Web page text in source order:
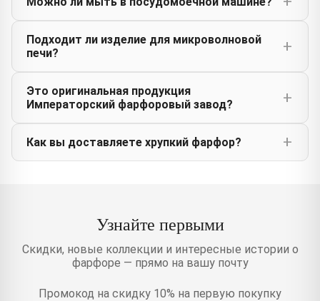
Подходит ли изделие для микроволновой
печи?
Это оригинальная продукция
Императорский фарфоровый завод?
Как вы доставляете хрупкий фарфор?
Узнайте первыми
Скидки, новые коллекции и интересные истории о
фарфоре — прямо на вашу почту
Промокод на скидку 10% на первую покупку